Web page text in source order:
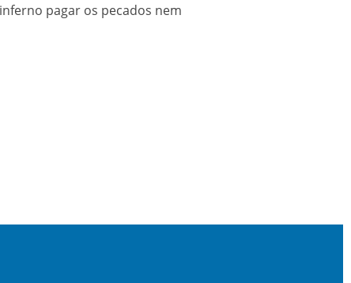
pagar os pecados nem